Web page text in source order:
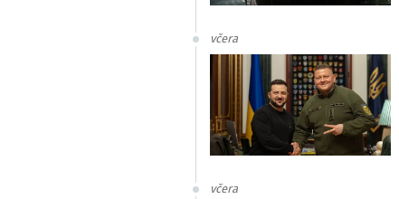
včera
včera